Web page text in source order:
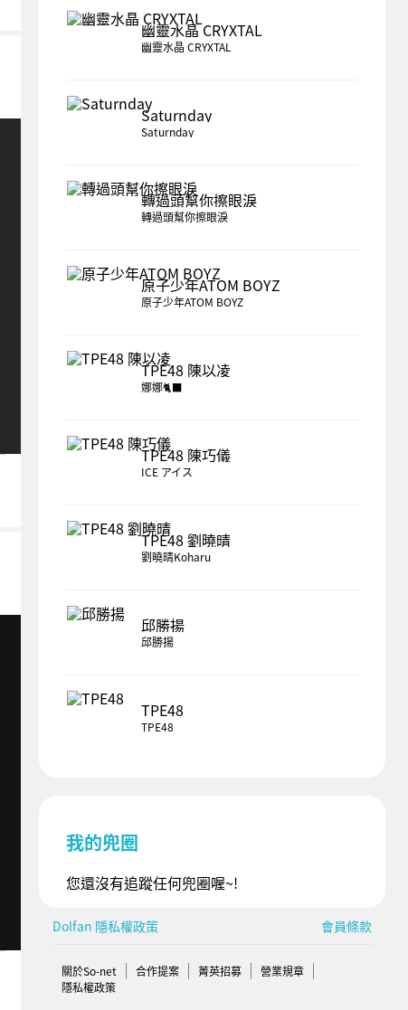
轉蛋 拼圖
幽靈水晶 CRYXTAL
幽靈水晶 CRYXTAL
Saturnday
Saturnday
轉過頭幫你擦眼淚
轉過頭幫你擦眼淚
原子少年ATOM BOYZ
原子少年ATOM BOYZ
TPE48 陳以凌
娜娜🐈‍⬛
TPE48 陳巧儀
ICE アイス
TPE48 劉曉晴
劉曉晴Koharu
邱勝揚
邱勝揚
TPE48
TPE48
我的兜圈
您還沒有追蹤任何兜圈喔~!
Dolfan 隱私權政策 會員條款
關於So-net 合作提案 菁英招募
營業規章
隱私權政策